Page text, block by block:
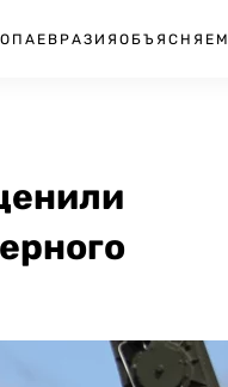
ЕВРАЗИЯ ОБЪЯСНЯЕМ